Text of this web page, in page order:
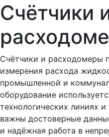
Счётчики
Счётчики и расходомеры
измерения расхода
промышленной и
оборудование
технологических линиях
важны достоверные
и надёжная работа в